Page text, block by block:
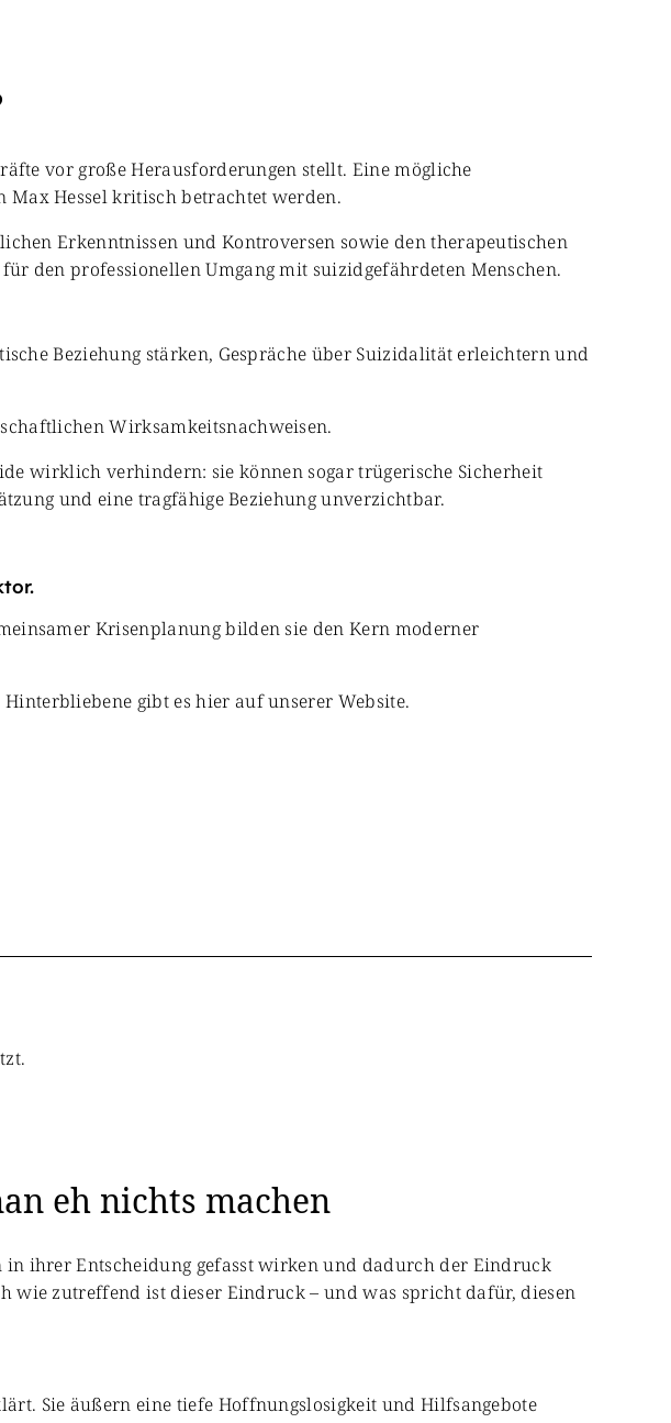
vor große Herausforderungen stellt. Eine mögliche
Max Hessel kritisch betrachtet werden.
Erkenntnissen und Kontroversen sowie den therapeutischen
den professionellen Umgang mit suizidgefährdeten Menschen.
Beziehung stärken, Gespräche über Suizidalität erleichtern und
Wirksamkeitsnachweisen.
wirklich verhindern: sie können sogar trügerische Sicherheit
und eine tragfähige Beziehung unverzichtbar.
Krisenplanung bilden sie den Kern moderner
gibt es hier auf unserer Website.
eh nichts machen
in ihrer Entscheidung gefasst wirken und dadurch der Eindruck
wie zutreffend ist dieser Eindruck – und was spricht dafür, diesen
Sie äußern eine tiefe Hoffnungslosigkeit und Hilfsangebote